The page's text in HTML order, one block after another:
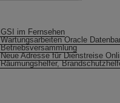
GSI im Fernsehen
Wartungsarbeiten Oracle
Betriebsversammlung
Neue Adresse für Dienstreise
Räumungshelfer,